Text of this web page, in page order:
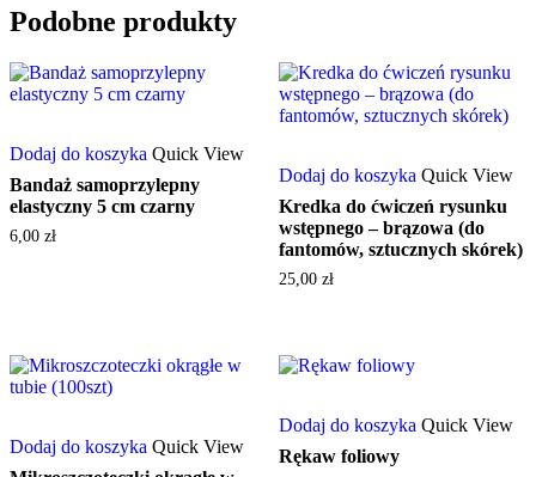
Podobne produkty
Dodaj do koszyka Quick View
Bandaż samoprzylepny
elastyczny 5 cm czarny
6,00 zł
Dodaj do koszyka Quick View
Kredka do ćwiczeń rysunku
wstępnego – brązowa (do
fantomów, sztucznych skórek)
25,00 zł
Dodaj do koszyka Quick View
Dodaj do koszyka Quick View
Rękaw foliowy